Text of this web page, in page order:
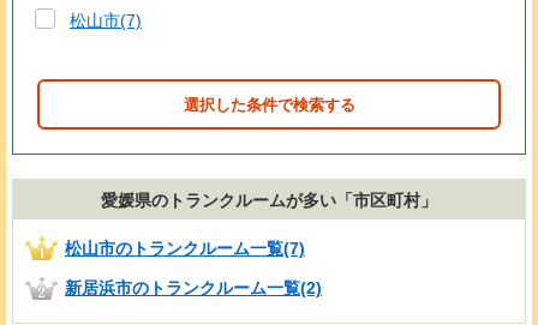
松山市(7)
選択した条件で検索する
愛媛県のトランクルームが多い「市区町村」
松山市のトランクルーム一覧(7)
新居浜市のトランクルーム一覧(2)